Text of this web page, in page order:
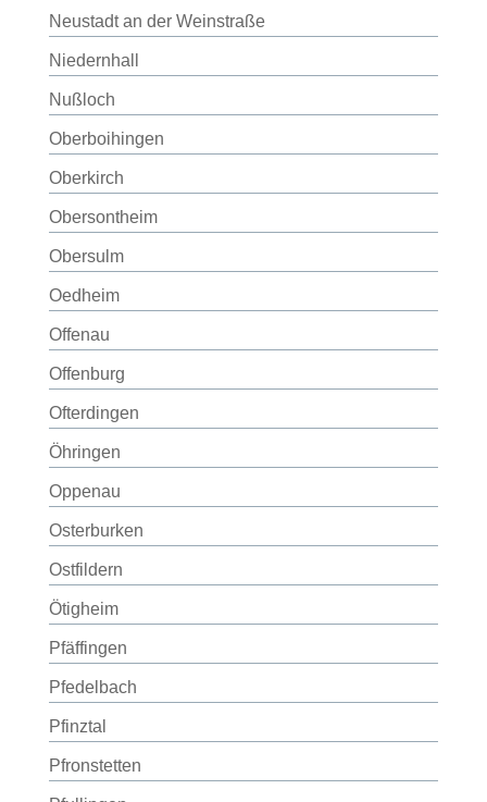
Neustadt an der Weinstraße
Niedernhall
Nußloch
Oberboihingen
Oberkirch
Obersontheim
Obersulm
Oedheim
Offenau
Offenburg
Ofterdingen
Öhringen
Oppenau
Osterburken
Ostfildern
Ötigheim
Pfäffingen
Pfedelbach
Pfinztal
Pfronstetten